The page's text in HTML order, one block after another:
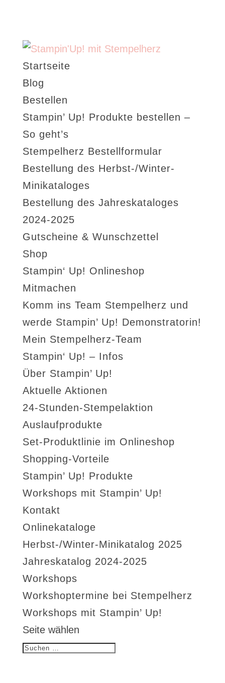
Startseite
Blog
Bestellen
Stampin’ Up! Produkte bestellen –
So geht’s
Stempelherz Bestellformular
Bestellung des Herbst-/Winter-
Minikataloges
Bestellung des Jahreskataloges
2024-2025
Gutscheine & Wunschzettel
Shop
Stampin‘ Up! Onlineshop
Mitmachen
Komm ins Team Stempelherz und
werde Stampin’ Up! Demonstratorin!
Mein Stempelherz-Team
Stampin‘ Up! – Infos
Über Stampin’ Up!
Aktuelle Aktionen
24-Stunden-Stempelaktion
Auslaufprodukte
Set-Produktlinie im Onlineshop
Shopping-Vorteile
Stampin’ Up! Produkte
Workshops mit Stampin’ Up!
Kontakt
Onlinekataloge
Herbst-/Winter-Minikatalog 2025
Jahreskatalog 2024-2025
Workshops
Workshoptermine bei Stempelherz
Workshops mit Stampin’ Up!
Seite wählen